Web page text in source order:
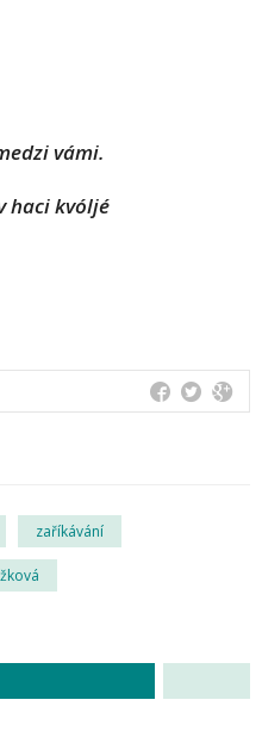
vámi.
haci kvóljé
zaříkávání